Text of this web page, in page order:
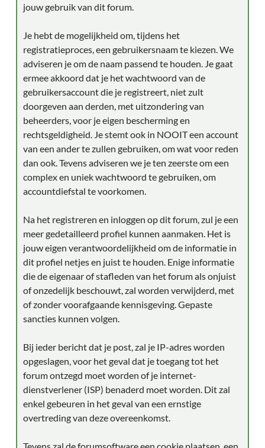
jouw gebruik van dit forum.
Je hebt de mogelijkheid om, tijdens het
registratieproces, een gebruikersnaam te kiezen. We
adviseren je om de naam passend te houden. Je gaat
ermee akkoord dat je het wachtwoord van de
gebruikersaccount die je registreert, niet zult
doorgeven aan derden, met uitzondering van
beheerders, voor je eigen bescherming en
rechtsgeldigheid. Je stemt ook in NOOIT een account
van een ander te zullen gebruiken, om wat voor reden
dan ook. Tevens adviseren we je ten zeerste om een
complex en uniek wachtwoord te gebruiken, om
accountdiefstal te voorkomen.
Na het registreren en inloggen op dit forum, zul je een
meer gedetailleerd profiel kunnen aanmaken. Het is
jouw eigen verantwoordelijkheid om de informatie in
dit profiel netjes en juist te houden. Enige informatie
die de eigenaar of stafleden van het forum als onjuist
of onzedelijk beschouwt, zal worden verwijderd, met
of zonder voorafgaande kennisgeving. Gepaste
sancties kunnen volgen.
Bij ieder bericht dat je post, zal je IP-adres worden
opgeslagen, voor het geval dat je toegang tot het
forum ontzegd moet worden of je internet-
dienstverlener (ISP) benaderd moet worden. Dit zal
enkel gebeuren in het geval van een ernstige
overtreding van deze overeenkomst.